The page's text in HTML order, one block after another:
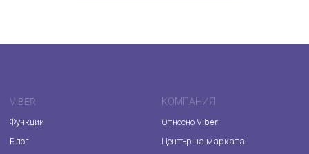
VIBER
Функции
Блог
КОМПАНИЯ
Относно Viber
Център на марката